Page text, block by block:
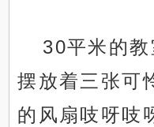
30平米的
摆放着三张可
的风扇吱呀吱